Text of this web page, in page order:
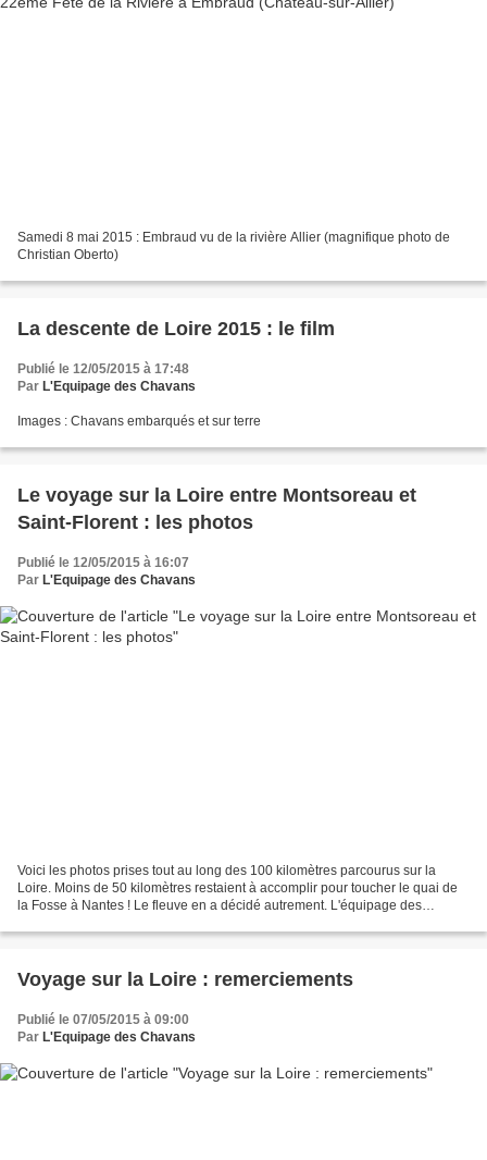
Samedi 8 mai 2015 : Embraud vu de la rivière Allier (magnifique photo de
Christian Oberto)
La descente de Loire 2015 : le film
Publié le 12/05/2015 à 17:48
Par L'Equipage des Chavans
Images : Chavans embarqués et sur terre
Le voyage sur la Loire entre Montsoreau et
Saint-Florent : les photos
Publié le 12/05/2015 à 16:07
Par L'Equipage des Chavans
Voici les photos prises tout au long des 100 kilomètres parcourus sur la
Loire. Moins de 50 kilomètres restaient à accomplir pour toucher le quai de
la Fosse à Nantes ! Le fleuve en a décidé autrement. L'équipage des
Voyage sur la Loire : remerciements
Publié le 07/05/2015 à 09:00
Par L'Equipage des Chavans